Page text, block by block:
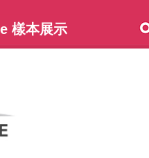
樣本展示